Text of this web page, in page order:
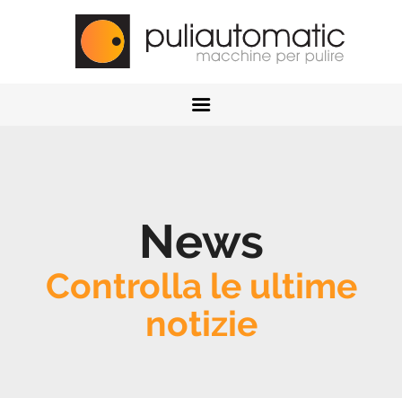
HOME
PRODOTTINews
Controlla le ultime
notizie